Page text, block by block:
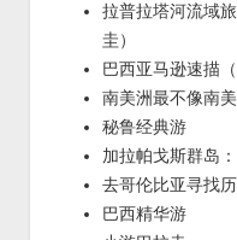
拉普拉塔河流域
圭）
巴西亚马逊速描
南美洲最不像南
秘鲁经典游
加拉帕戈斯群岛
去哥伦比亚寻找
巴西精华游